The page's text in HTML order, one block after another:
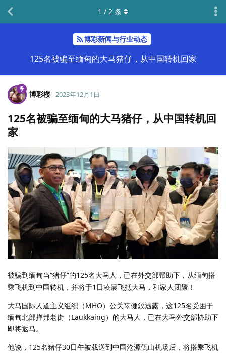
博彩新闻与行业动态
125名被骗至缅甸的大马猪仔，从中国转机回家
1 / 2 条
博彩楼 2023年12月1日
125名被骗至缅甸的大马猪仔，从中国转机回
家
被骗到缅甸当“猪仔”的125名大马人，已在外交部帮助下，从缅甸搭
乘飞机到中国转机，并将于1日凌晨飞抵大马，和家人团聚！
大马国际人道主义组织（MHO）公关辜健鈫透露，这125名受困于
缅甸北部掸邦老街（Laukkaing）的大马人，已在大马外交部协助下
即将返马。
他说，125名猪仔30日午被载送到中国沧源佤山机场后，将搭乘飞机